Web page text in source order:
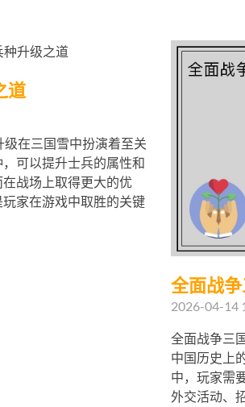
道
级在三国雪中扮演着至关
可以提升士兵的属性和
战场上取得更大的优
家在游戏中取胜的关键
全面战
2026-04-14
全面战争三
中国历史上
中，玩家需
外交活动、